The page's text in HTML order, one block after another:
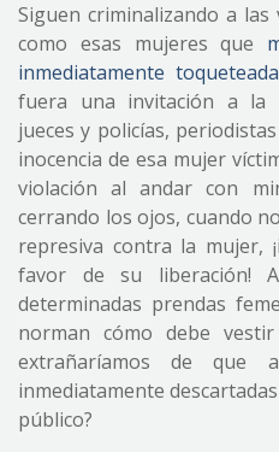
Siguen criminalizando a las
como esas mujeres que
inmediatamente
fuera una invitación a la
jueces y policías,
inocencia de esa mujer
violación al andar con
cerrando los ojos, cuando
represiva contra la mujer,
favor de su liberación!
determinadas prendas
norman cómo debe
extrañaríamos de que
inmediatamente
público?